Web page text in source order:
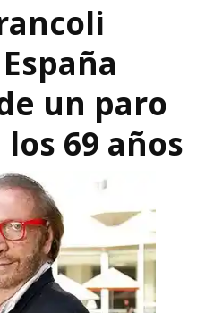
un paro
69 años